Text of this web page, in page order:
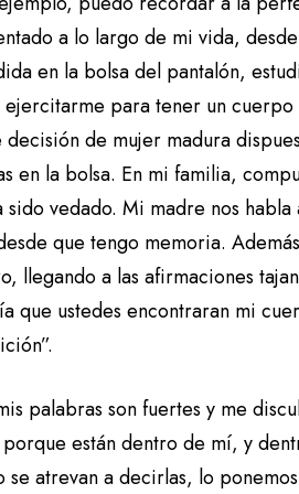
a lo largo de mi vida,
en la bolsa del pantalón,
para tener un cuerpo
de mujer madura
en la bolsa. En mi familia,
sido vedado. Mi madre nos
que tengo memoria.
llegando a las afirmaciones
que ustedes encontraran mi
palabras son fuertes y me
están dentro de mí, y
se atrevan a decirlas, lo